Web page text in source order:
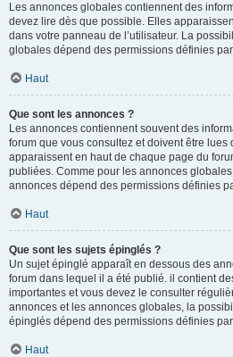
Les annonces globales contiennent des
devez lire dès que possible. Elles
dans votre panneau de l’utilisateur. La
globales dépend des permissions définies par
Haut
Que sont les annonces ?
Les annonces contiennent souvent des
forum que vous consultez et doivent être
apparaissent en haut de chaque page du
publiées. Comme pour les annonces
annonces dépend des permissions définies
Haut
Que sont les sujets épinglés ?
Un sujet épinglé apparaît en dessous des
forum dans lequel il a été publié. il contient
importantes et vous devez le consulter
annonces et les annonces globales, la
épinglés dépend des permissions définies par
Haut